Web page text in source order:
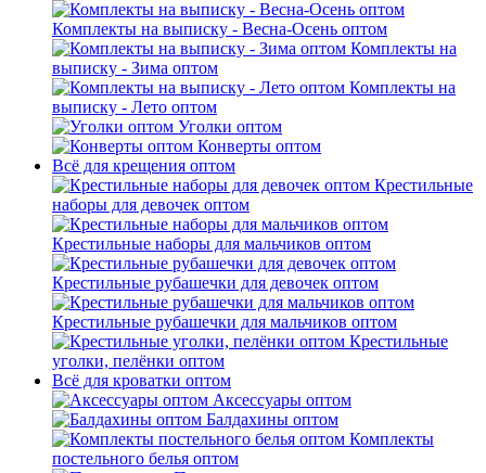
Комплекты на выписку - Весна-Осень оптом
Комплекты на
выписку - Зима оптом
Комплекты на
выписку - Лето оптом
Уголки оптом
Конверты оптом
Всё для крещения оптом
Крестильные
наборы для девочек оптом
Крестильные наборы для мальчиков оптом
Крестильные рубашечки для девочек оптом
Крестильные рубашечки для мальчиков оптом
Крестильные
уголки, пелёнки оптом
Всё для кроватки оптом
Аксессуары оптом
Балдахины оптом
Комплекты
постельного белья оптом